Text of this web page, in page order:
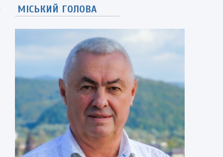
МІСЬКИЙ ГОЛОВА